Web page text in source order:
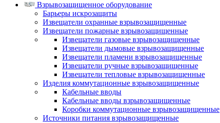
Взрывозащищенное оборудование
Барьеры искрозащиты
Извещатели охранные взрывозащищенные
Извещатели пожарные взрывозащищенные
Извещатели газовые взрывозащищенные
Извещатели дымовые взрывозащищенные
Извещатели пламени взрывозащищенные
Извещатели ручные взрывозащищенные
Извещатели тепловые взрывозащищенные
Изделия коммутационные взрывозащищенные
Кабельные вводы
Кабельные вводы взрывозащищенные
Коробки коммутационные взрывозащищенные
Источники питания взрывозащищенные